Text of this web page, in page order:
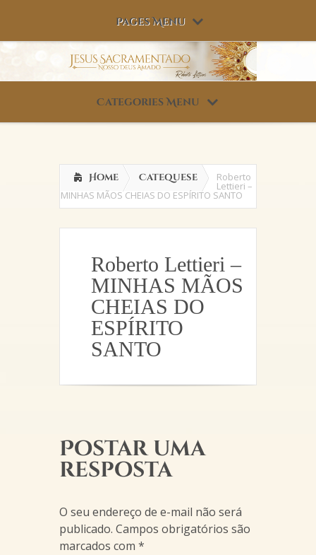
Pages Menu
Categories Menu
Home Catequese Roberto
Lettieri –
MINHAS MÃOS CHEIAS DO ESPÍRITO SANTO
Roberto Lettieri –
MINHAS MÃOS
CHEIAS DO
ESPÍRITO
SANTO
Postar uma
resposta
O seu endereço de e-mail não será
publicado. Campos obrigatórios são
marcados com *